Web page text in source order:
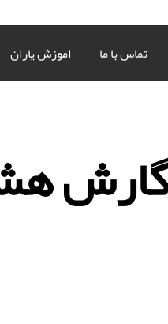
تماس با ما اموزش یاران